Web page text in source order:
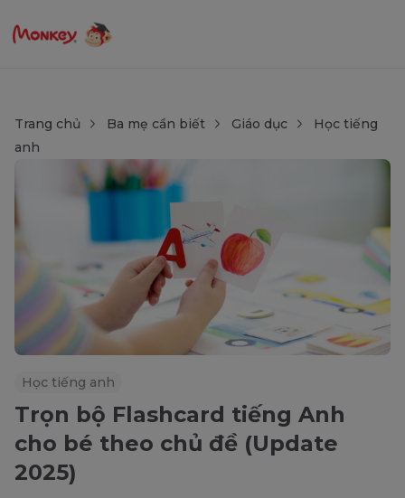
Trang chủ Ba mẹ cần biết Giáo dục
Học tiếng
anh
Học tiếng anh
Trọn bộ Flashcard tiếng Anh
cho bé theo chủ đề (Update
2025)